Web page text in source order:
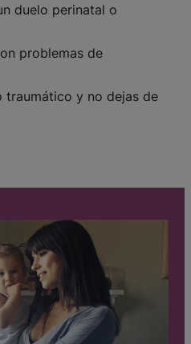
duelo perinatal o
problemas de
traumático y no dejas de